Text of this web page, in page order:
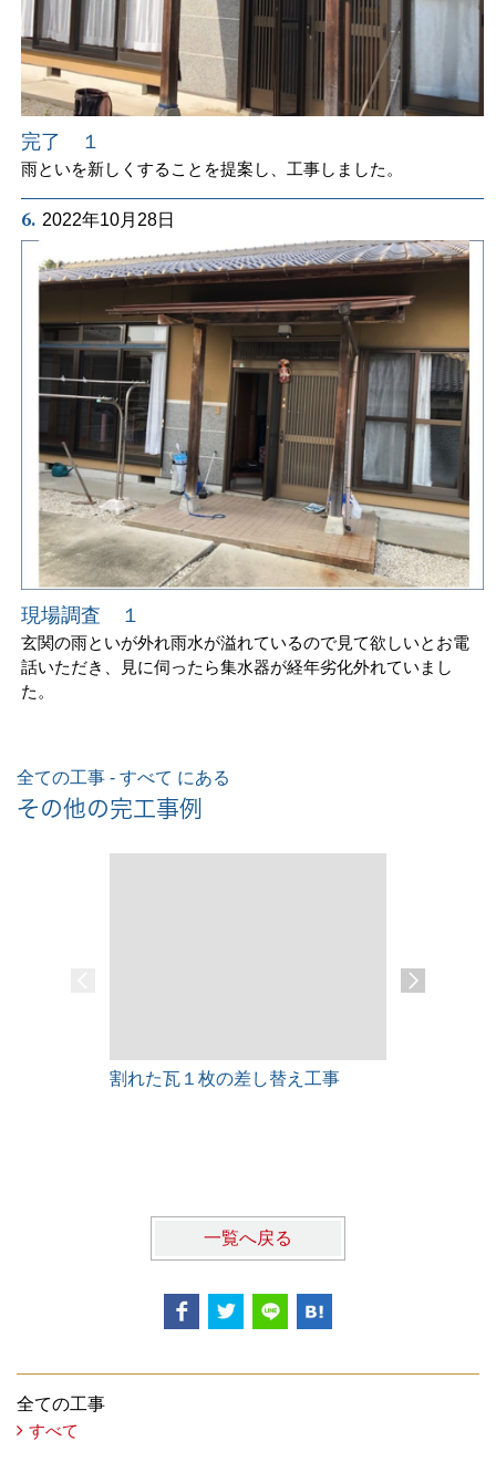
完了 １
雨といを新しくすることを提案し、工事しました。
6. 2022年10月28日
現場調査 １
玄関の雨といが外れ雨水が溢れているので見て欲しいとお電
話いただき、見に伺ったら集水器が経年劣化外れていまし
た。
全ての工事 - すべて にある
その他の完工事例
割れた瓦１枚の差し替え工事
一覧へ戻る
全ての工事
すべて